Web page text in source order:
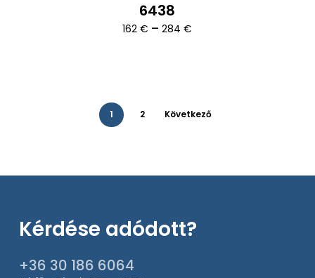
6438
162€ – 284€
1 2 Következő
Kérdése adódott?
+36 30 186 6064